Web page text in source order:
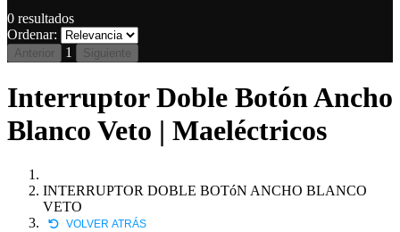
0 resultados
Ordenar:
Anterior 1 Siguiente
Interruptor Doble Botón Ancho
Blanco Veto | Maeléctricos
INTERRUPTOR DOBLE BOTóN ANCHO BLANCO
VETO
VOLVER ATRÁS